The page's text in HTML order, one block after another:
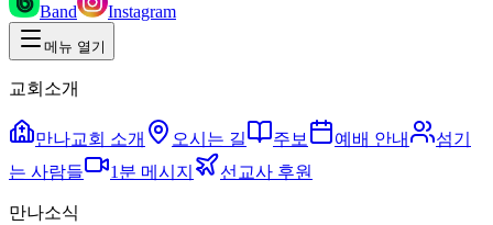
Band Instagram
메뉴 열기
교회소개
만나교회 소개 오시는 길 주보 예배 안내
섬기
는 사람들
1분 메시지 선교사 후원
만나소식